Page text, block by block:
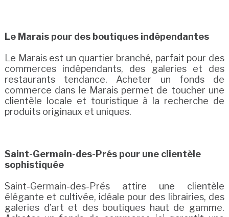
Le Marais pour des boutiques indépendantes
Le Marais est un quartier branché, parfait pour des
commerces indépendants, des galeries et des
restaurants tendance. Acheter un fonds de
commerce dans le Marais permet de toucher une
clientèle locale et touristique à la recherche de
produits originaux et uniques.
Saint-Germain-des-Prés pour une clientèle
sophistiquée
Saint-Germain-des-Prés attire une clientèle
élégante et cultivée, idéale pour des librairies, des
galeries d’art et des boutiques haut de gamme.